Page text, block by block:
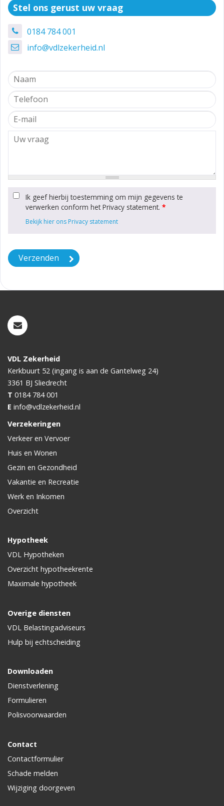
Stel ons gerust uw vraag
0184 784 001
info@vdlzekerheid.nl
Ik geef hierbij toestemming om mijn gegevens te
verwerken conform het Privacy statement. *
Bekijk hier ons Privacy statement
VDL Zekerheid
Kerkbuurt 52 (ingang is aan de Gantelweg 24)
3361 BJ Sliedrecht
T 0184 784 001
E info@vdlzekerheid.nl
Verzekeringen
Verkeer en Vervoer
Huis en Wonen
Gezin en Gezondheid
Vakantie en Recreatie
Werk en Inkomen
Overzicht
Hypotheek
VDL Hypotheken
Overzicht hypotheekrente
Maximale hypotheek
Overige diensten
VDL Belastingadviseurs
Hulp bij echtscheiding
Downloaden
Dienstverlening
Formulieren
Polisvoorwaarden
Contact
Contactformulier
Schade melden
Wijziging doorgeven